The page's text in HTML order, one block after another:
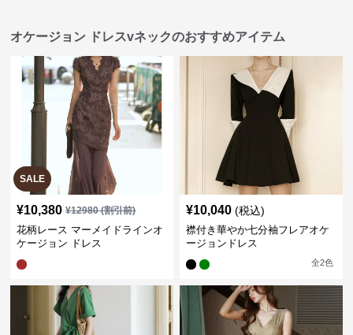
オケージョン ドレスvネックのおすすめアイテム
SALE
¥10,380 ¥12980(割引前)
花柄レース マーメイドラインオ
ケージョン ドレス
¥10,040 (税込)
襟付き華やか七分袖フレアオケ
ージョンドレス
全2色